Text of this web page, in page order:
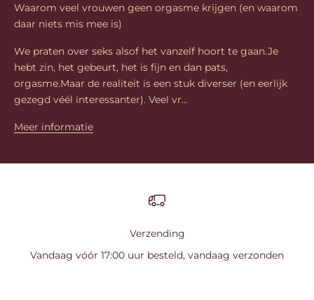
Waarom veel vrouwen geen orgasme krijgen (en waarom
daar niets mis mee is)
We praten over seks alsof het vanzelf hoort te gaan.Je
hebt zin, het gebeurt, het is fijn en dan pats,
orgasme.Maar de realiteit is een stuk diverser (en eerlijk
gezegd véél interessanter). Veel vr...
Meer informatie
Verzending
Vandaag vóór 17:00 uur besteld, vandaag verzonden